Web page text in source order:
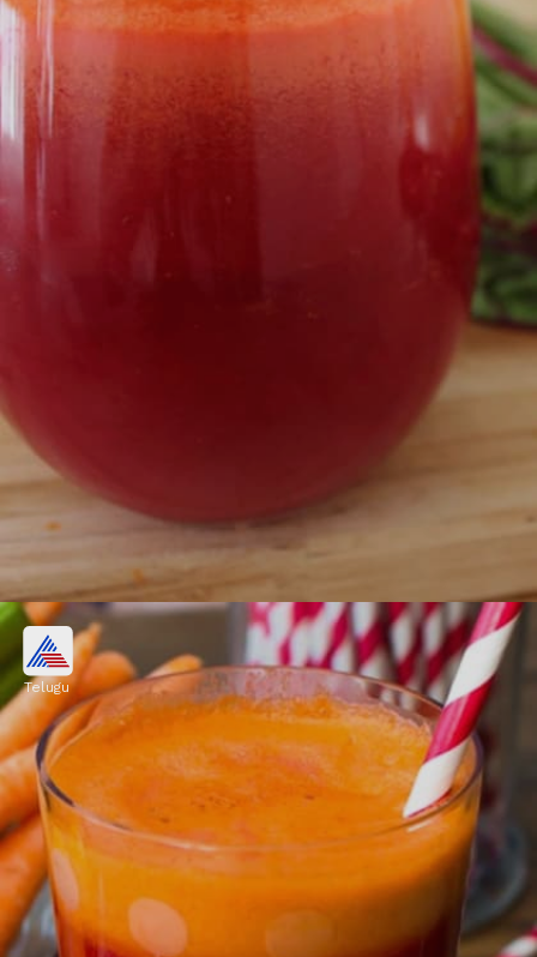
జీర్ణక్రియ
క్యారెట్, బీట్‌రూట్‌లలో ఫైబర్ ఉంటుంది. వీటి జ్యూస్
జీర్ణక్రియను మెరుగుపరుస్తుంది.
Image credits: Getty
Telugu